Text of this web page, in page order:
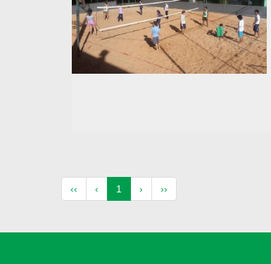
‹‹ ‹ 1 (atual)
› ››